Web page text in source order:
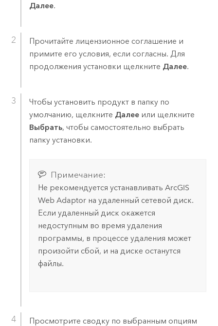
Далее.
Прочитайте лицензионное соглашение и
примите его условия, если согласны. Для
продолжения установки щелкните Далее.
Чтобы установить продукт в папку по
умолчанию, щелкните Далееили щелкните
Выбрать, чтобы самостоятельно выбрать
папку установки.
Примечание:
Не рекомендуется устанавливать ArcGIS
Web Adaptorна удаленный сетевой диск.
Если удаленный диск окажется
недоступным во время удаления
программы, в процессе удаления может
произойти сбой, и на диске останутся
файлы.
Просмотрите сводку по выбранным опциям